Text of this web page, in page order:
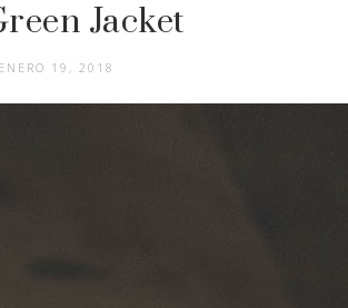
Jacket
ENERO 19, 2018